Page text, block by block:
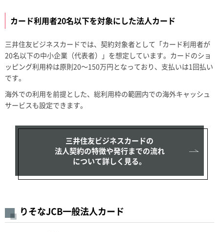
カード利用者20名以下を対象にした法人カード
三井住友ビジネスカードでは、契約対象者として「カード利用者が
20名以下の中小企業（代表者）」を想定しています。カードのショ
ッピング利用枠は原則20～150万円となっており、支払いは1回払い
です。
海外での利用を前提とした、総利用枠の範囲内での海外キャッシュ
サービスも設定できます。
三井住友ビジネスカードの
法人契約の特徴や発行までの流れ
について詳しく見る。
りそなJCB一般法人カード